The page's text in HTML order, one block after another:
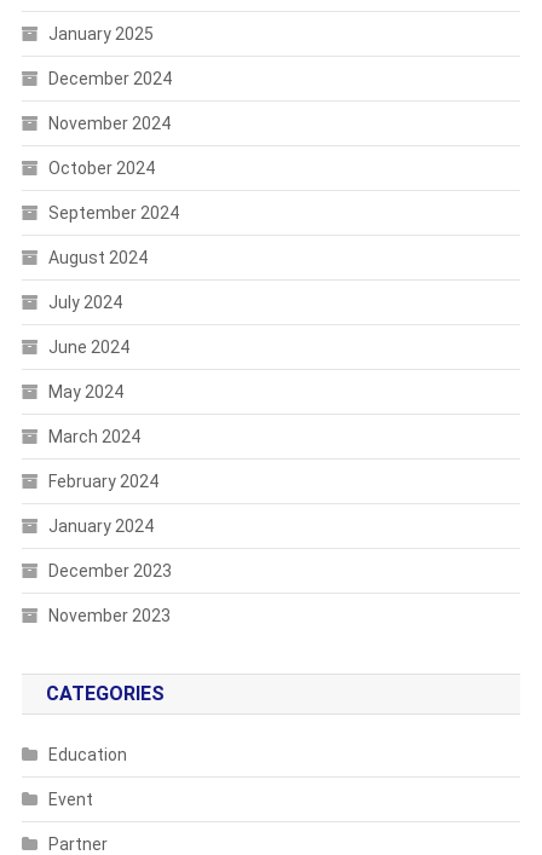
January 2025
December 2024
November 2024
October 2024
September 2024
August 2024
July 2024
June 2024
May 2024
March 2024
February 2024
January 2024
December 2023
November 2023
CATEGORIES
Education
Event
Partner